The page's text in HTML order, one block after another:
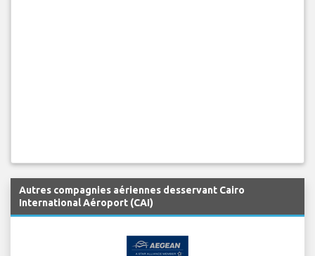
Autres compagnies aériennes desservant Cairo
International Aéroport (CAI)